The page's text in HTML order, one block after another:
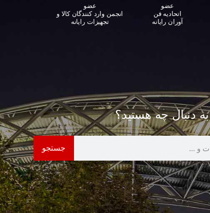
عضو
اتحادیه فن
آوران رایانه
عضو
انجمن وارد کنندگان کالا و
تجهیزات رایانه‌
به دنبال چه هستید؟
جستجو